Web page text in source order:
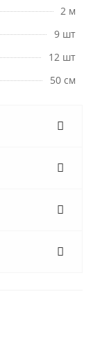
2 м
9 шт
12 шт
50 см